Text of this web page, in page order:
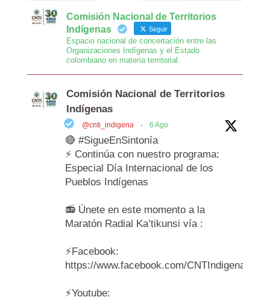
Comisión Nacional de Territorios
Indígenas
Seguir
Espacio nacional de concertación entre las
Organizaciones Indígenas y el Estado
colombiano en materia territorial.
Comisión Nacional de Territorios
Indígenas
@cnti_indigena · 6 Ago
🔴 #SigueEnSintonía
⚡️ Continúa con nuestro programa:
Especial Día Internacional de los
Pueblos Indígenas
📻 Únete en este momento a la
Maratón Radial Ka’tikunsi vía :
⚡️Facebook:
https://www.facebook.com/CNTIndigenas/
⚡️Youtube: